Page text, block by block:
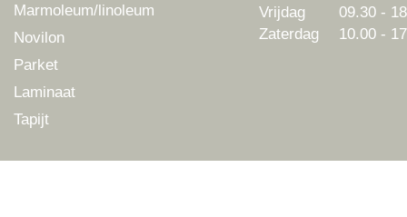
Marmoleum/linoleum
Novilon
Parket
Laminaat
Tapijt
Vrijdag
Zaterdag
09.30 -
10.00 -